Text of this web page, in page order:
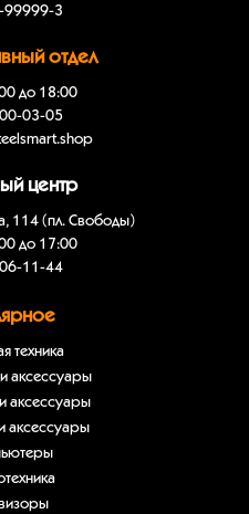
99999-3
отдел
до 18:00
03-05
центр
114 (пл. Свободы)
до 17:00
11-44
техника
аксессуары
аксессуары
аксессуары